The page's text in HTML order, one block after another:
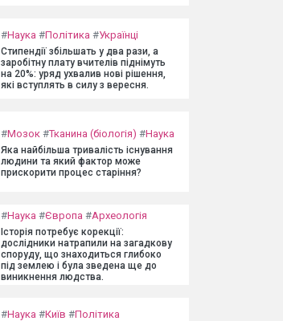
#Наука #Політика #Українці
Стипендії збільшать у два рази, а
заробітну плату вчителів піднімуть
на 20%: уряд ухвалив нові рішення,
які вступлять в силу з вересня.
#Мозок #Тканина (біологія) #Наука
Яка найбільша тривалість існування
людини та який фактор може
прискорити процес старіння?
#Наука #Європа #Археологія
Історія потребує корекції:
дослідники натрапили на загадкову
споруду, що знаходиться глибоко
під землею і була зведена ще до
виникнення людства.
#Наука #Київ #Політика